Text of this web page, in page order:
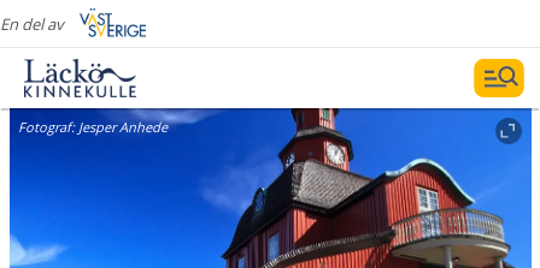
En del av
Fotograf: Jesper Anhede